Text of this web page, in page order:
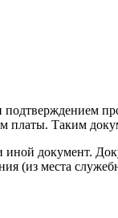
Таким
документ.
(из места